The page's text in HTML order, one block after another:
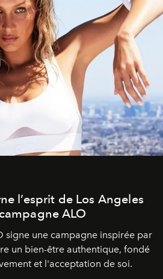
l’esprit de Los Angeles
ALO
signe une campagne inspirée par
un bien-être authentique, fondé
et l'acceptation de soi.